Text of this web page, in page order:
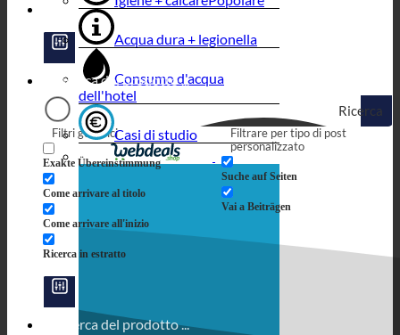
Ricerca
Filtri generici
Exakte Übereinstimmung
Come arrivare al titolo
Come arrivare all'inizio
Ricerca in estratto
Filtrare per tipo di post
personalizzato
Suche auf Seiten
Vai a Beiträgen
Acqua dura + legionella
Consumo d'acqua
dell'hotel
Casi di studio